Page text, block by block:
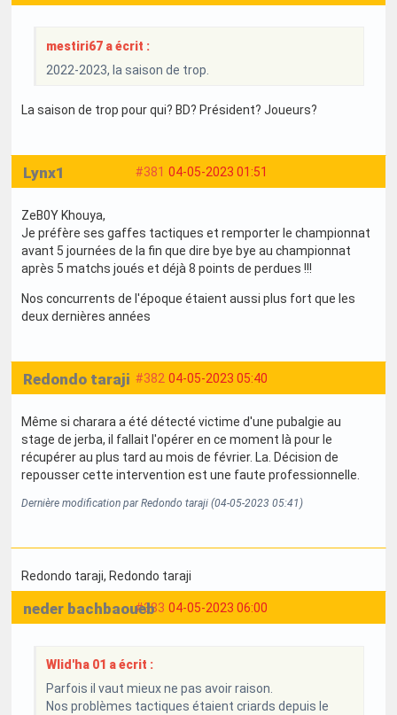
mestiri67 a écrit :
2022-2023, la saison de trop.
La saison de trop pour qui? BD? Président? Joueurs?
#381 04-05-2023 01:51
Lynx1
ZeB0Y Khouya,
Je préfère ses gaffes tactiques et remporter le championnat
avant 5 journées de la fin que dire bye bye au championnat
après 5 matchs joués et déjà 8 points de perdues !!!
Nos concurrents de l'époque étaient aussi plus fort que les
deux dernières années
#382 04-05-2023 05:40
Redondo taraji
Même si charara a été détecté victime d'une pubalgie au
stage de jerba, il fallait l'opérer en ce moment là pour le
récupérer au plus tard au mois de février. La. Décision de
repousser cette intervention est une faute professionnelle.
Dernière modification par Redondo taraji (04-05-2023 05:41)
Redondo taraji, Redondo taraji
#383 04-05-2023 06:00
neder bachbaoueb
Wlid'ha 01 a écrit :
Parfois il vaut mieux ne pas avoir raison.
Nos problèmes tactiques étaient criards depuis le